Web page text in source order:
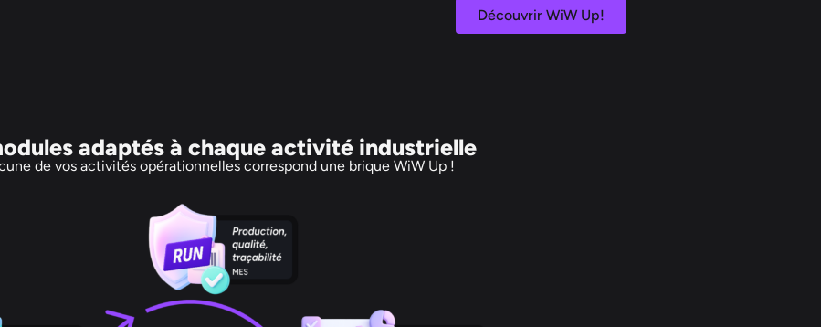
Découvrir WiW Up!
adaptés à chaque activité industrielle
de vos activités opérationnelles correspond une brique WiW Up !